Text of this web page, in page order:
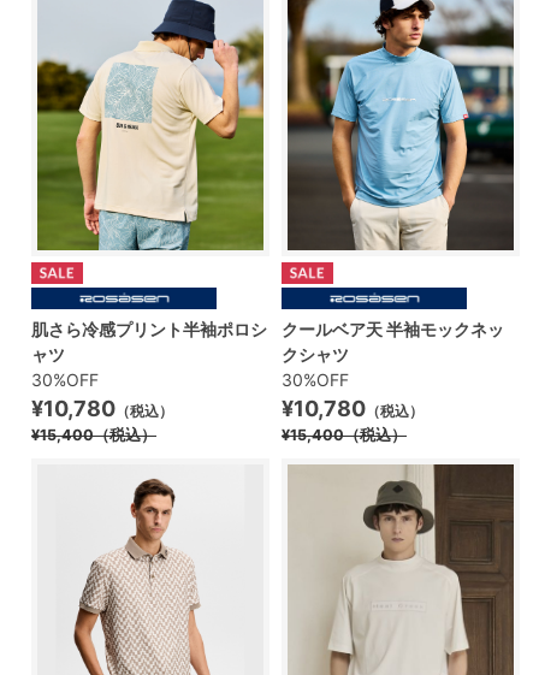
肌さら冷感プリント半袖ポロシ
ャツ
30%OFF
¥10,780 （税込）
¥15,400（税込）
クールベア天 半袖モックネッ
クシャツ
30%OFF
¥10,780 （税込）
¥15,400（税込）